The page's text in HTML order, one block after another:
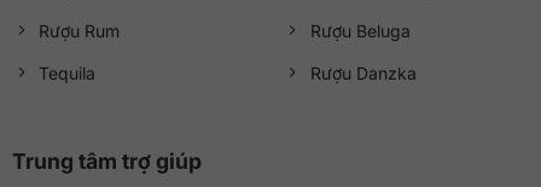
Rượu Rum
Tequila
Rượu Beluga
Rượu Danzka
Trung tâm trợ giúp